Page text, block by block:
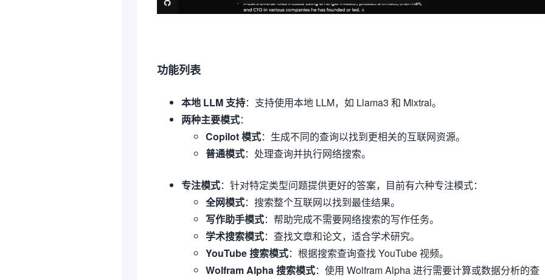
功能列表
本地 LLM 支持：支持使用本地 LLM，如 Llama3 和 Mixtral。
两种主要模式：
Copilot 模式：生成不同的查询以找到更相关的互联网资源。
普通模式：处理查询并执行网络搜索。
专注模式：针对特定类型问题提供更好的答案，目前有六种专注模式：
全网模式：搜索整个互联网以找到最佳结果。
写作助手模式：帮助完成不需要网络搜索的写作任务。
学术搜索模式：查找文章和论文，适合学术研究。
YouTube 搜索模式：根据搜索查询查找 YouTube 视频。
Wolfram Alpha 搜索模式：使用 Wolfram Alpha 进行需要计算或数据分析的查